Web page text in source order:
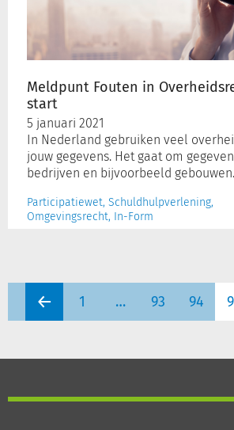
Meldpunt Fouten in
start
5 januari 2021
In Nederland gebruiken veel
jouw gegevens. Het gaat om
bedrijven en bijvoorbeeld
Participatiewet, Schuldhulpverlening,
Omgevingsrecht, In-Form
1 … 93 94